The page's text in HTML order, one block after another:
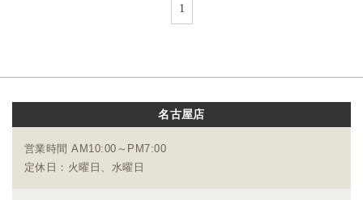
1
名古屋店
営業時間 AM10:00～PM7:00
定休日：火曜日、水曜日